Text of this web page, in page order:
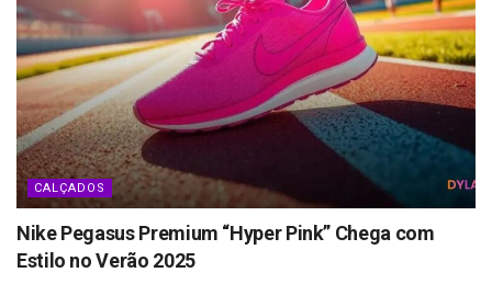
CALÇADOS
Nike Pegasus Premium “Hyper Pink” Chega com
Estilo no Verão 2025